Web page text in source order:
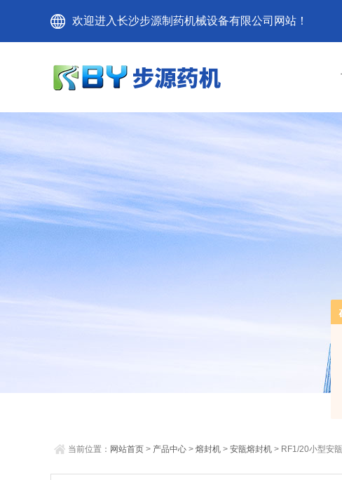
欢迎进入长沙步源制药机械设备有限公司网站！
当前位置： 网站首页 > 产品中心 > 熔封机 > 安瓿熔封机 > RF1/20小型安